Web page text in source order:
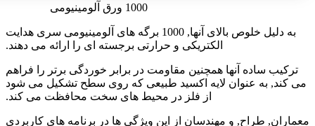
1000 ورق آلومینیومی
به دلیل خلوص بالای آنها, 1000 برگه های آلومینیومی سری هدایت
الکتریکی و حرارتی برجسته ای را ارائه می دهند.
ترکیب ساده آنها همچنین مقاومت در برابر خوردگی برتر را فراهم
می کند, به عنوان لایه اکسید طبیعی که روی سطح تشکیل می شود
از فلز در محیط های سخت محافظت می کند.
معماران, طراح, و مهندسان از این ویژگی ها در برنامه های کاربردی